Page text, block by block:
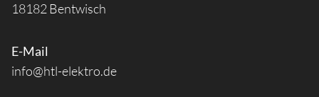
18182 Bentwisch
E-Mail
info@htl-elektro.de